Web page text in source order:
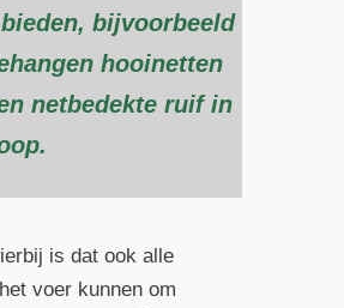
bijvoorbeeld
hooinetten
netbedekte ruif in
is dat ook alle
voer kunnen om